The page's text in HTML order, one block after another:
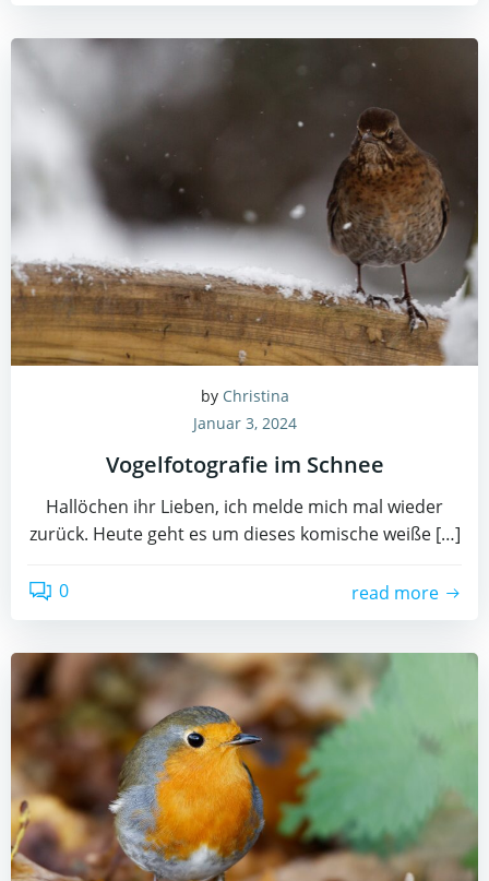
by Christina
Januar 3, 2024
Vogelfotografie im Schnee
Hallöchen ihr Lieben, ich melde mich mal wieder
zurück. Heute geht es um dieses komische weiße […]
0 read more